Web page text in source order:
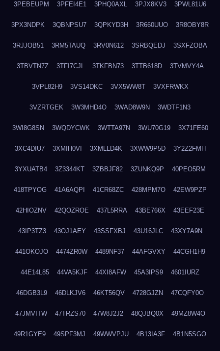
3PEBEUPM 3PFEI4E1 3PHQ0AXL 3PJX8KV3 3PWL81U6
3PX3NDPK 3QBNPSU7 3QPKYD3H 3R660UUO 3R8OBY8R
3RJJOB51 3RM5TAUQ 3RV0N612 3SRBQEDJ 3SXFZOBA
3TBVTN7Z 3TFI7CJL 3TKFBN73 3TTB618D 3TVMVY4A
3VPL82H9 3VS14DKC 3VX5WW8T 3VXFRWKX
3VZRTGEK 3W3MHD4O 3WAD8W9N 3WDTF1N3
3WI8G8SN 3WQDYCWK 3WTTA97N 3WU70G19 3X71FE60
3XC4DIU7 3XMIH0VI 3XMLLD4K 3XWW9P5D 3Y2Z2FMH
3YXUATB4 3Z3344KT 3ZBBJF82 3ZUNKQ9P 40PEO5RM
418TPYOG 41A6AQPI 41CR68ZC 428MPM7O 42EW9PZP
42HIOZNV 42QOZROE 437L5RRA 43BE766X 43EEF23E
43IP3TZ3 43OJ1AEY 43SSFXBJ 43U16JLC 43XY7A9N
441OKOJO 4474ZR0W 4489NF37 44AFGVXY 44CGH1H9
44E14L85 44VA5KJF 44XI8AFW 45A3IPS9 4601IURZ
46DGB3L9 46DLKJV6 46KT56QV 4728GJZN 47CQFY0O
47JMVITW 47TRZS70 47W8J2J2 48QJBQ0X 49MZ8W4O
49R1GYE9 49SPF3MJ 49WWVPJU 4B13IA3F 4B1N5SGO